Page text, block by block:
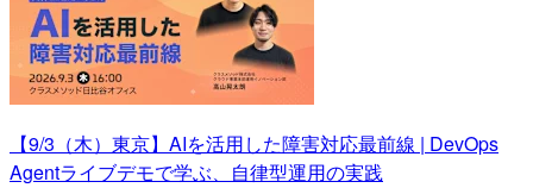
【9/3（木）東京】AIを活用した障害対応最前線 | DevOps
Agentライブデモで学ぶ、自律型運用の実践